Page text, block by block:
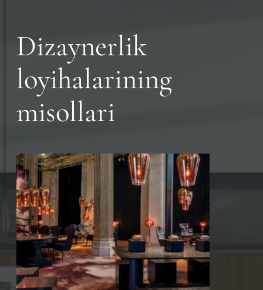
Dizaynerlik
loyihalarining
misollari